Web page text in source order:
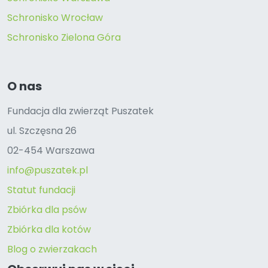
Schronisko Wrocław
Schronisko Zielona Góra
O nas
Fundacja dla zwierząt Puszatek
ul. Szczęsna 26
02-454 Warszawa
info@puszatek.pl
Statut fundacji
Zbiórka dla psów
Zbiórka dla kotów
Blog o zwierzakach